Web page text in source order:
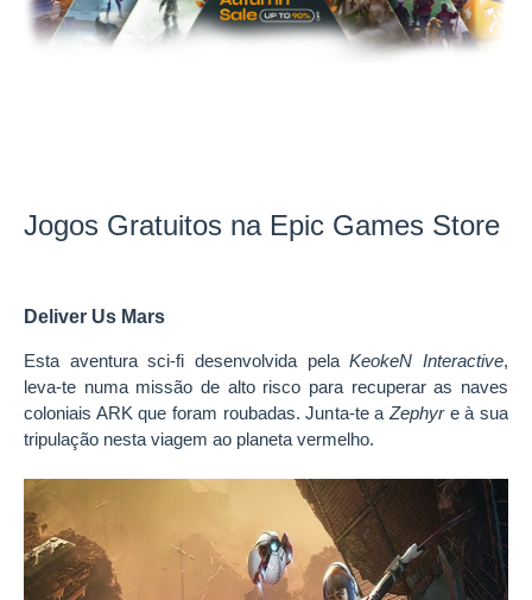
Jogos Gratuitos na Epic Games Store
Deliver Us Mars
Esta aventura sci-fi desenvolvida pelaKeokeN Interactive,
leva-te numa missão de alto risco para recuperar as naves
coloniais ARK que foram roubadas. Junta-te a Zephyr e à sua
tripulação nesta viagem ao planeta vermelho.